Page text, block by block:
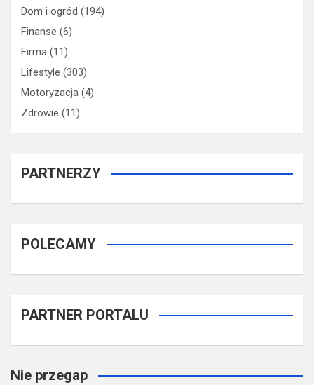
Dom i ogród (194)
Finanse (6)
Firma (11)
Lifestyle (303)
Motoryzacja (4)
Zdrowie (11)
PARTNERZY
POLECAMY
PARTNER PORTALU
Nie przegap